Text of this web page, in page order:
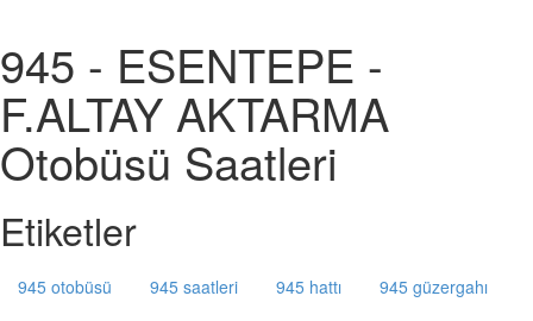
945 - ESENTEPE -
F.ALTAY AKTARMA
Otobüsü Saatleri
Etiketler
945 otobüsü 945 saatleri 945 hattı
945 güzergahı